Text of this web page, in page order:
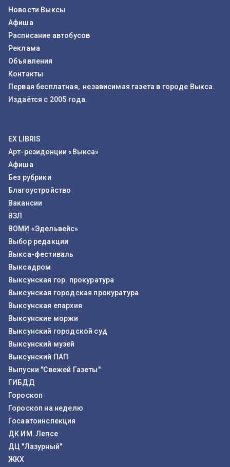
Новости Выксы
Афиша
Расписание автобусов
Реклама
Объявления
Контакты
Первая бесплатная, независимая газета в городе Выкса.
Издаётся с 2005 года.
EX LIBRIS
Арт-резиденции «Выкса»
Афиша
Без рубрики
Благоустройство
Вакансии
ВЗЛ
ВОМИ «Эдельвейс»
Выбор редакции
Выкса-фестиваль
Выксадром
Выксунская гор. прокуратура
Выксунская городская прокуратура
Выксунская епархия
Выксунские моржи
Выксунский городской суд
Выксунский музей
Выксунский ПАП
Выпуски "Свежей Газеты"
ГИБДД
Гороскоп
Гороскоп на неделю
Госавтоинспекция
ДК ИМ. Лепсе
ДЦ "Лазурный"
ЖКХ